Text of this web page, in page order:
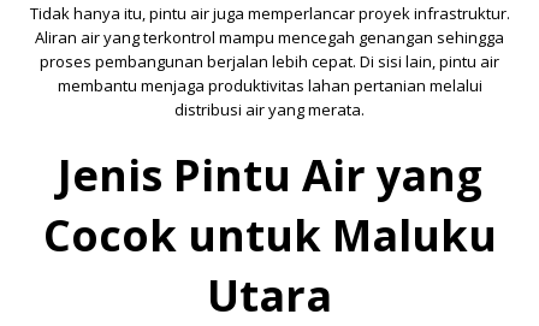
Tidak hanya itu, pintu air juga memperlancar proyek infrastruktur.
Aliran air yang terkontrol mampu mencegah genangan sehingga
proses pembangunan berjalan lebih cepat. Di sisi lain, pintu air
membantu menjaga produktivitas lahan pertanian melalui
distribusi air yang merata.
Jenis Pintu Air yang
Cocok untuk Maluku
Utara